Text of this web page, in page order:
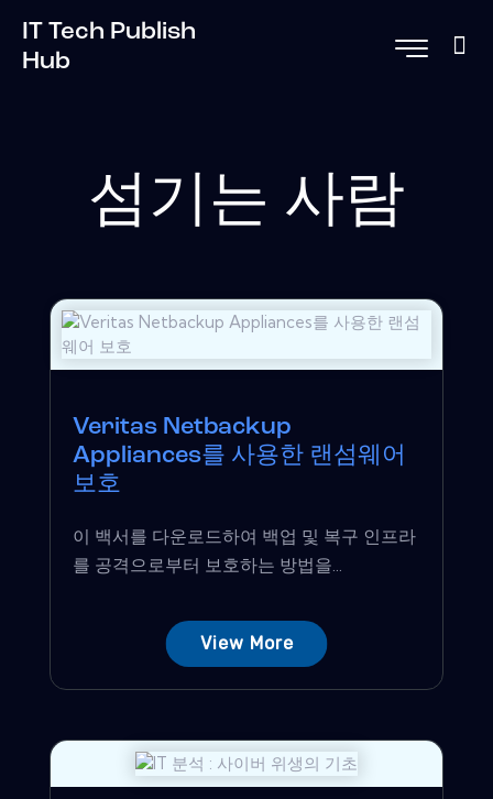
IT Tech Publish
Hub
섬기는 사람
Veritas Netbackup
Appliances를 사용한 랜섬웨어
보호
이 백서를 다운로드하여 백업 및 복구 인프라
를 공격으로부터 보호하는 방법을...
View More